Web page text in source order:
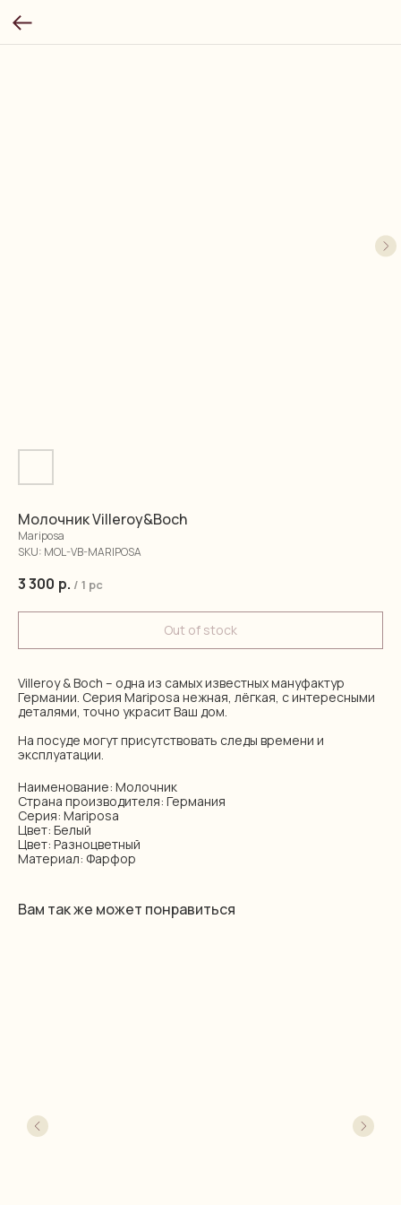
Молочник Villeroy&Boch
Mariposa
SKU: MOL-VB-MARIPOSA
3 300 р. / 1 pc
Out of stock
Villeroy & Boch – одна из самых известных мануфактур
Германии. Серия Mariposa нежная, лёгкая, с интересными
деталями, точно украсит Ваш дом.
На посуде могут присутствовать следы времени и
эксплуатации.
Наименование: Молочник
Страна производителя: Германия
Серия: Mariposa
Цвет: Белый
Цвет: Разноцветный
Материал: Фарфор
Вам так же может понравиться